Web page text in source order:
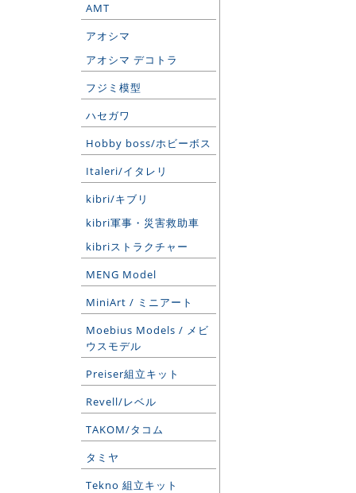
AMT
アオシマ
アオシマ デコトラ
フジミ模型
ハセガワ
Hobby boss/ホビーボス
Italeri/イタレリ
kibri/キブリ
kibri軍事・災害救助車
kibriストラクチャー
MENG Model
MiniArt / ミニアート
Moebius Models / メビ
ウスモデル
Preiser組立キット
Revell/レベル
TAKOM/タコム
タミヤ
Tekno 組立キット